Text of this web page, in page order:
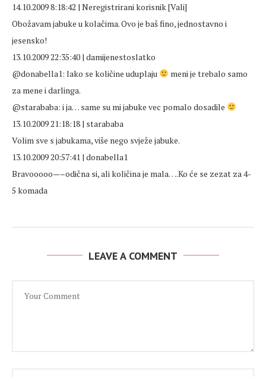
14.10.2009 8:18:42 | Neregistrirani korisnik [Vali]
Obožavam jabuke u kolačima. Ovo je baš fino, jednostavno i
jesensko!
13.10.2009 22:35:40 | damijenestoslatko
@donabella1: lako se količine uduplaju
meni je trebalo samo
za mene i darlinga.
@starababa: i ja… same su mi jabuke vec pomalo dosadile
13.10.2009 21:18:18 | starababa
Volim sve s jabukama, više nego svježe jabuke.
13.10.2009 20:57:41 | donabella1
Bravooooo—–odična si, ali količina je mala….Ko će se zezat za 4-
5 komada
LEAVE A COMMENT